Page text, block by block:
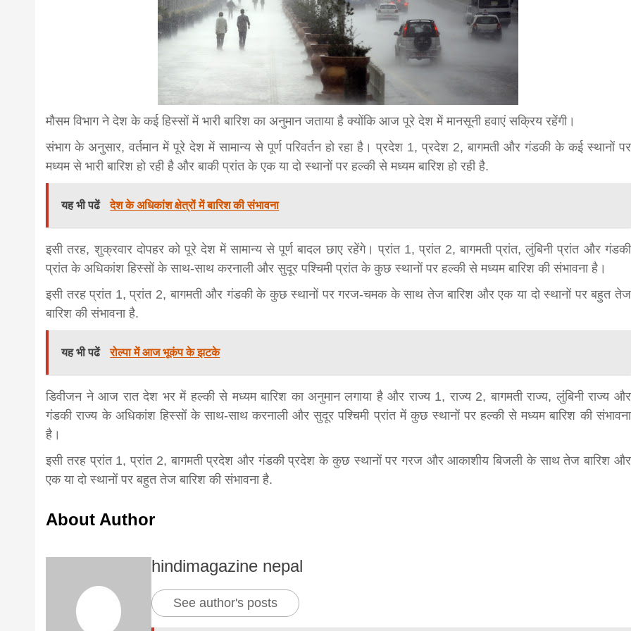
news,loan,bank
news, madhesh
khabar
मौसम विभाग ने देश के कई हिस्सों में भारी बारिश का अनुमान जताया है क्योंकि आज पूरे देश में मानसूनी हवाएं सक्रिय रहेंगी।
संभाग के अनुसार, वर्तमान में पूरे देश में सामान्य से पूर्ण परिवर्तन हो रहा है। प्रदेश 1, प्रदेश 2, बागमती और गंडकी के कई स्थानों पर
मध्यम से भारी बारिश हो रही है और बाकी प्रांत के एक या दो स्थानों पर हल्की से मध्यम बारिश हो रही है.
यह भी पढें देश के अधिकांश क्षेत्रों में बारिश की संभावना
इसी तरह, शुक्रवार दोपहर को पूरे देश में सामान्य से पूर्ण बादल छाए रहेंगे। प्रांत 1, प्रांत 2, बागमती प्रांत, लुंबिनी प्रांत और गंडकी
प्रांत के अधिकांश हिस्सों के साथ-साथ करनाली और सुदूर पश्चिमी प्रांत के कुछ स्थानों पर हल्की से मध्यम बारिश की संभावना है।
इसी तरह प्रांत 1, प्रांत 2, बागमती और गंडकी के कुछ स्थानों पर गरज-चमक के साथ तेज बारिश और एक या दो स्थानों पर बहुत तेज
बारिश की संभावना है.
यह भी पढें रोल्पा में आज भूकंप के झटके
डिवीजन ने आज रात देश भर में हल्की से मध्यम बारिश का अनुमान लगाया है और राज्य 1, राज्य 2, बागमती राज्य, लुंबिनी राज्य और
गंडकी राज्य के अधिकांश हिस्सों के साथ-साथ करनाली और सुदूर पश्चिमी प्रांत में कुछ स्थानों पर हल्की से मध्यम बारिश की संभावना
है।
इसी तरह प्रांत 1, प्रांत 2, बागमती प्रदेश और गंडकी प्रदेश के कुछ स्थानों पर गरज और आकाशीय बिजली के साथ तेज बारिश और
एक या दो स्थानों पर बहुत तेज बारिश की संभावना है.
About Author
hindimagazine nepal
See author's posts
बड़े अंतर से जीत हासिल करुँंगी –रेणु दाहाल